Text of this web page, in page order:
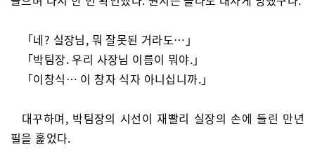
「네? 실장님, 뭐 잘못된 거라도…」
「박팀장. 우리 사장님 이름이 뭐야.」
「이창식… 이 창자 식자 아니십니까.」
대꾸하며, 박팀장의 시선이 재빨리 실장의 손에 들린 만년
필을 훑었다.